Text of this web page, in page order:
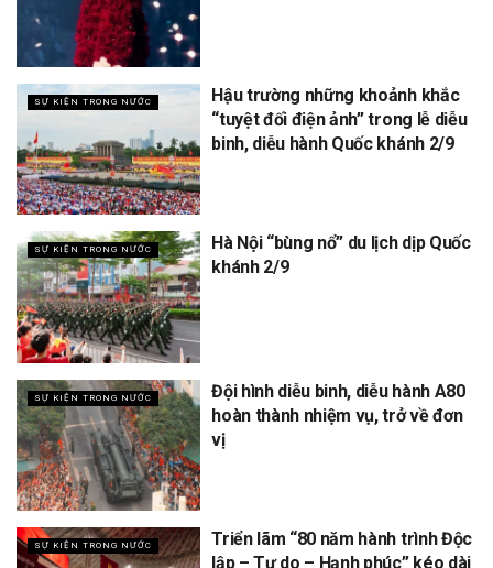
SỰ KIỆN TRONG NƯỚC
Hậu trường những khoảnh khắc
“tuyệt đối điện ảnh” trong lễ diễu
binh, diễu hành Quốc khánh 2/9
SỰ KIỆN TRONG NƯỚC
Hà Nội “bùng nổ” du lịch dịp Quốc
khánh 2/9
SỰ KIỆN TRONG NƯỚC
Đội hình diễu binh, diễu hành A80
hoàn thành nhiệm vụ, trở về đơn
vị
SỰ KIỆN TRONG NƯỚC
Triển lãm “80 năm hành trình Độc
lập – Tự do – Hạnh phúc” kéo dài